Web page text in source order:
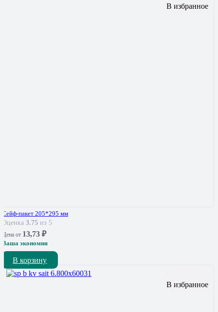
В избранное
Сейф-пакет 205*295 мм
Оценка 3.75 из 5
Цена от 13,73 ₽
Ваша экономия
В корзину
В избранное